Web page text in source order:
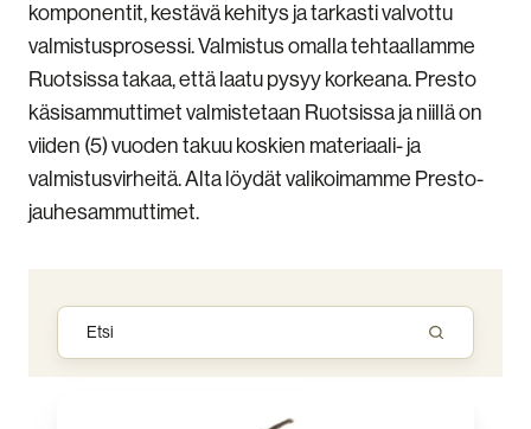
komponentit, kestävä kehitys ja tarkasti valvottu
valmistusprosessi. Valmistus omalla tehtaallamme
Ruotsissa takaa, että laatu pysyy korkeana. Presto
käsisammuttimet valmistetaan Ruotsissa ja niillä on
viiden (5) vuoden takuu koskien materiaali- ja
valmistusvirheitä. Alta löydät valikoimamme Presto-
jauhesammuttimet.